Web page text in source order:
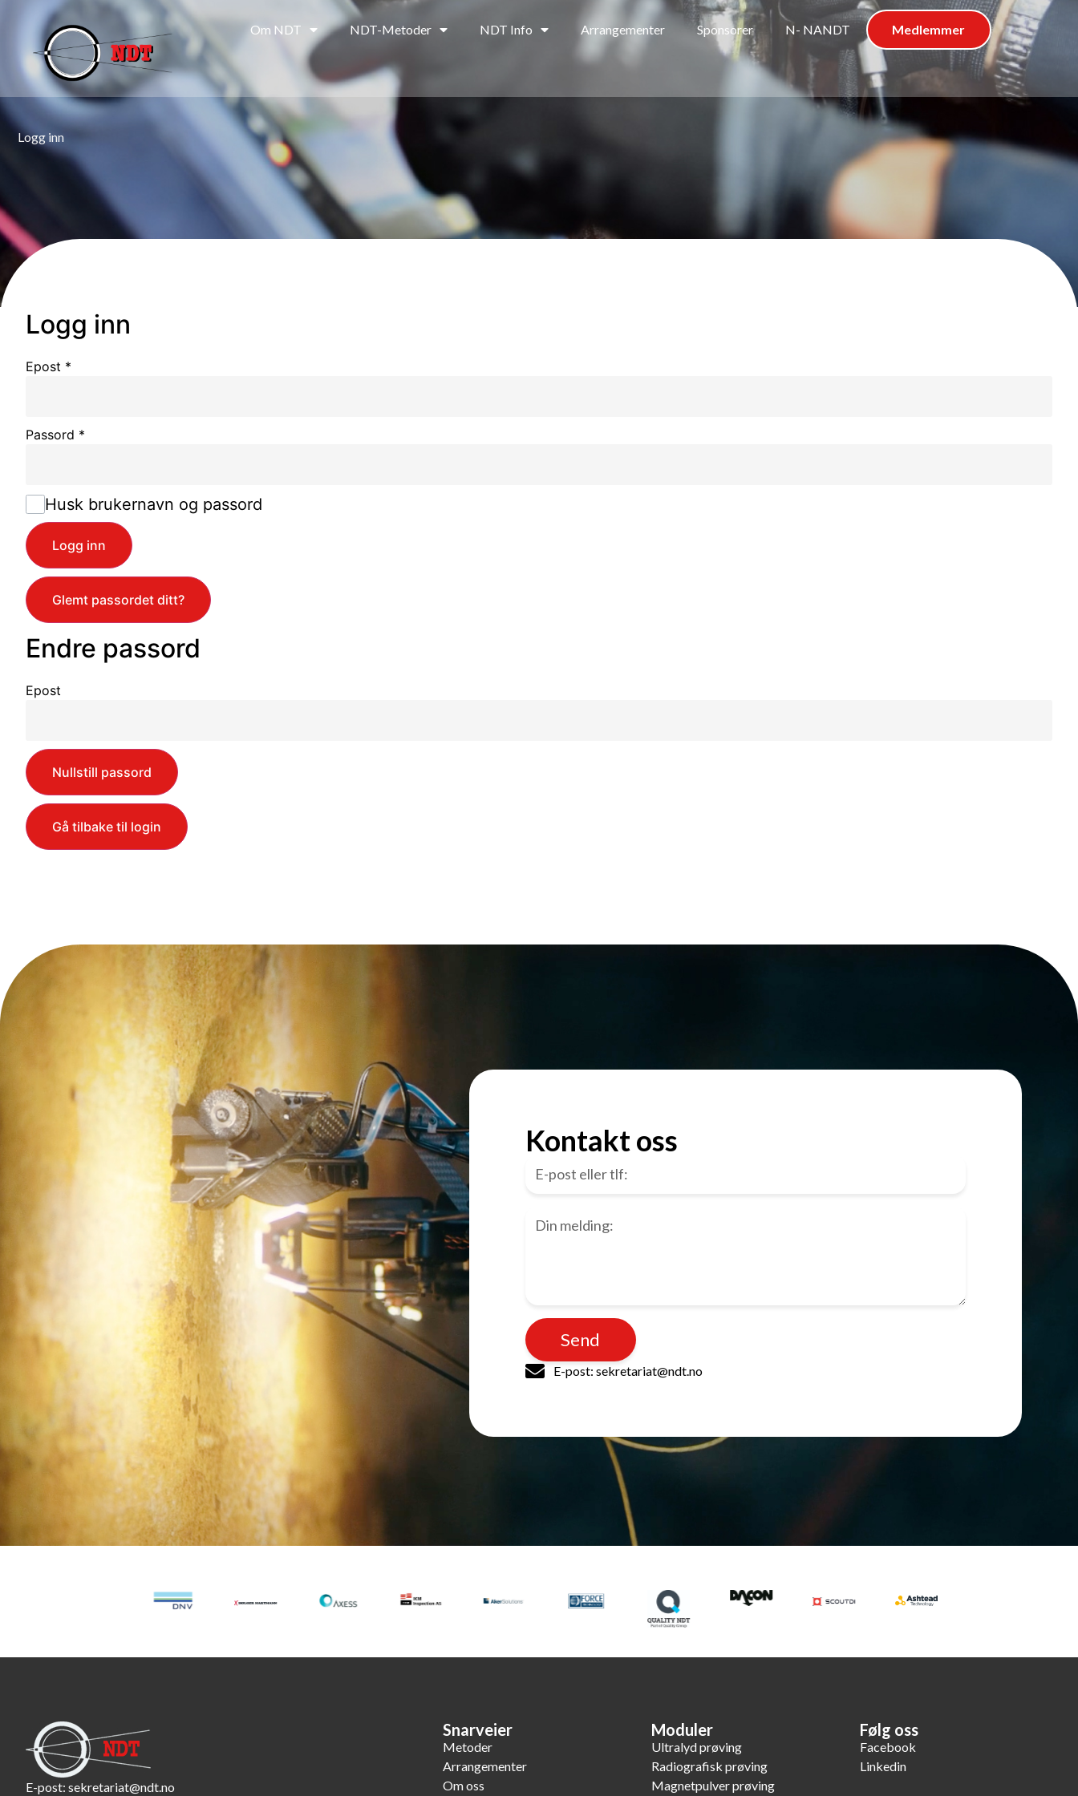
Om NDT NDT-Metoder NDT Info Arrangementer Sponsorer N- NANDT Medlemmer
Logg inn
Logg inn
Epost *
Passord *
Husk brukernavn og passord
Logg inn
Glemt passordet ditt?
Endre passord
Epost
Nullstill passord
Gå tilbake til login
Kontakt oss
Send
E-post: sekretariat@ndt.no
E-post: sekretariat@ndt.no
Snarveier
Metoder
Arrangementer
Om oss
Moduler
Ultralyd prøving
Radiografisk prøving
Magnetpulver prøving
Følg oss
Facebook
Linkedin